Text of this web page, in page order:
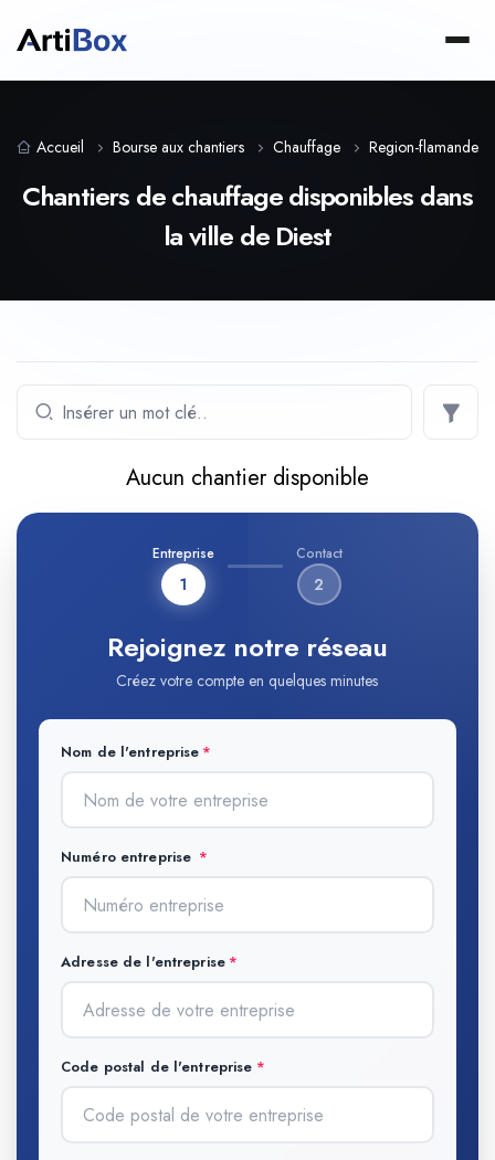
Accueil Bourse aux chantiers Chauffage Region-flamande
Chantiers de chauffage disponibles dans
la ville de Diest
Aucun chantier disponible
Entreprise
1
Contact
2
Rejoignez notre réseau
Créez votre compte en quelques minutes
Nom de l'entreprise
Numéro entreprise
Adresse de l'entreprise
Code postal de l'entreprise